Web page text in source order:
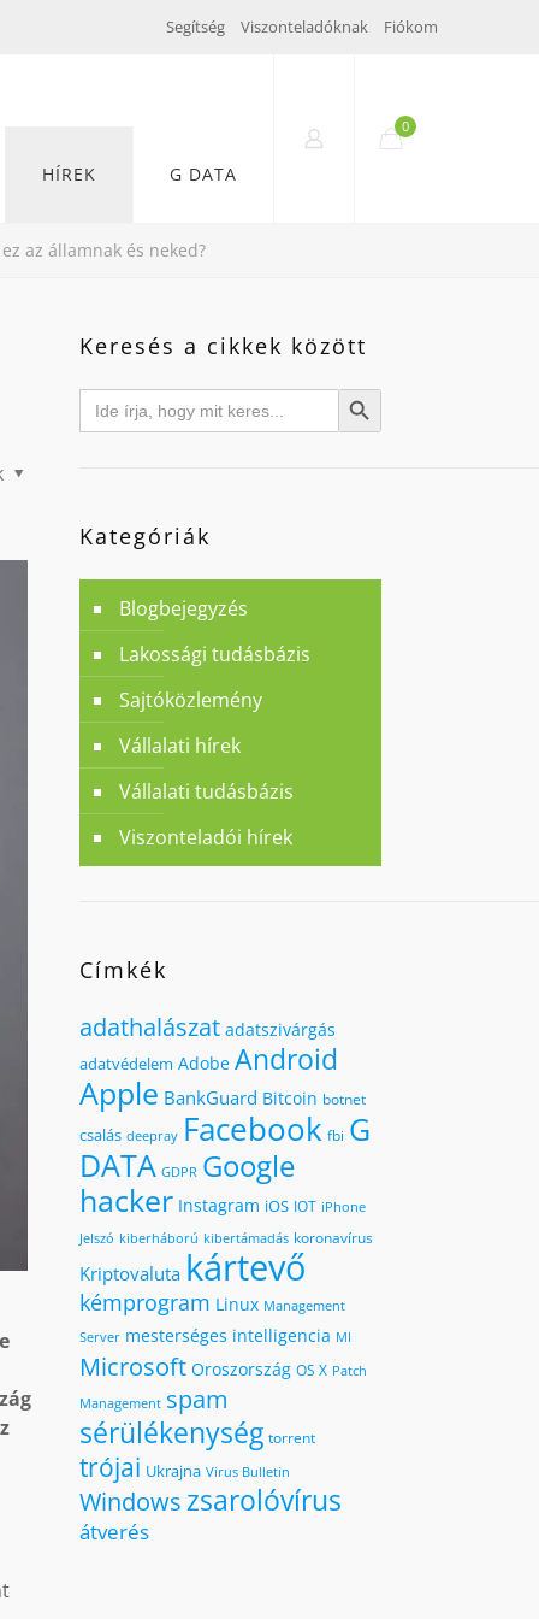
Segítség Viszonteladóknak Fiókom
HÍREK G DATA
0
az államnak és neked?
Keresés a cikkek között
Search
for: Search Button
Kategóriák
Blogbejegyzés
Lakossági tudásbázis
Sajtóközlemény
Vállalati hírek
Vállalati tudásbázis
Viszonteladói hírek
Címkék
adathalászat adatszivárgás
adatvédelem Adobe Android
Apple BankGuard Bitcoin botnet
csalás deepray Facebook fbi G
DATA GDPR Google
hacker Instagram iOS IOT iPhone
Jelszó kiberháború kibertámadás koronavírus
Kriptovaluta kártevő
kémprogram Linux Management
Server mesterséges intelligencia MI
Microsoft Oroszország OS X Patch
Management spam
sérülékenység torrent
trójai Ukrajna Virus Bulletin
Windowszsarolóvírus
átverés